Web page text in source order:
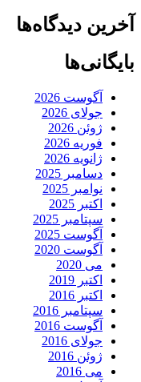
آخرین دیدگاه‌ها
بایگانی‌ها
آگوست 2026
جولای 2026
ژوئن 2026
فوریه 2026
ژانویه 2026
دسامبر 2025
نوامبر 2025
اکتبر 2025
سپتامبر 2025
آگوست 2025
آگوست 2020
می 2020
اکتبر 2019
اکتبر 2016
سپتامبر 2016
آگوست 2016
جولای 2016
ژوئن 2016
می 2016